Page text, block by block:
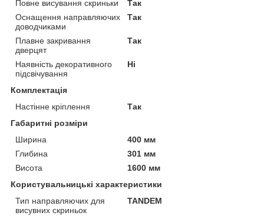
Повне висування скриньки
Так
Оснащення направляючих
доводчиками
Так
Плавне закривання
дверцят
Так
Наявність декоративного
підсвічування
Ні
Комплектація
Настінне кріплення
Так
Габаритні розміри
Ширина
400 мм
Глибина
301 мм
Висота
1600 мм
Користувальницькі характеристики
Тип направляючих для
висувних скриньок
TANDEM